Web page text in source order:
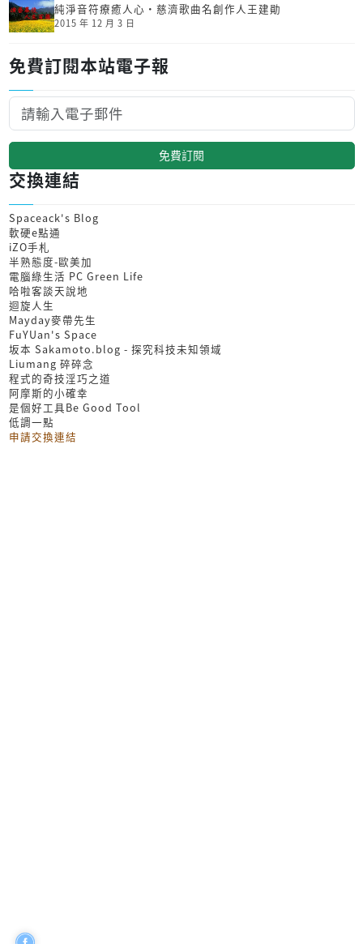
純淨音符療癒人心‧慈濟歌曲名創作人王建勛
2015 年 12 月 3 日
免費訂閱本站電子報
免費訂閱
交換連結
Spaceack's Blog
軟硬e點通
iZO手札
半熟態度-歐美加
電腦綠生活 PC Green Life
哈啦客談天說地
迴旋人生
Mayday麥帶先生
FuYUan's Space
坂本 Sakamoto.blog - 探究科技未知領域
Liumang 碎碎念
程式的奇技淫巧之道
阿摩斯的小確幸
是個好工具Be Good Tool
低調一點
申請交換連結